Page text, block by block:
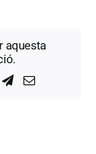
aquesta
Telegram
Correo